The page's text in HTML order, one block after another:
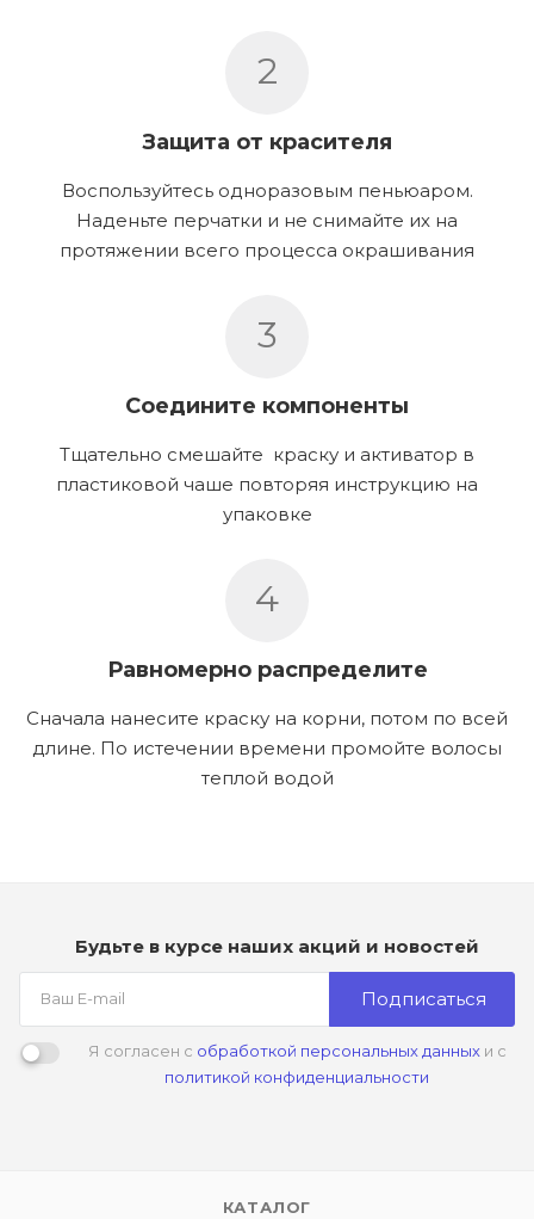
2
Защита от красителя
Воспользуйтесь одноразовым пеньюаром.
Наденьте перчатки и не снимайте их на
протяжении всего процесса окрашивания
3
Соедините компоненты
Тщательно смешайте краску и активатор в
пластиковой чаше повторяя инструкцию на
упаковке
4
Равномерно распределите
Сначала нанесите краску на корни, потом по всей
длине. По истечении времени промойте волосы
теплой водой
Будьте в курсе наших акций и новостей
Подписаться
Я согласен с обработкой персональных данныхи с
политикой конфиденциальности
КАТАЛОГ